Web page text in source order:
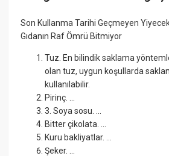
Son Kullanma Tarihi Geçmeyen
Gıdanın Raf Ömrü Bitmiyor
Tuz. En bilindik saklama
olan tuz, uygun koşullarda
kullanılabilir.
Pirinç. ...
3. Soya sosu. ...
Bitter çikolata. ...
Kuru bakliyatlar. ...
Şeker. ...